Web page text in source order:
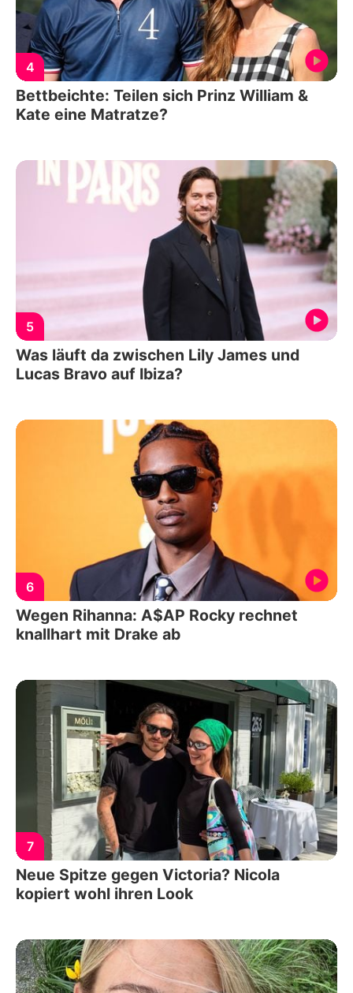
4
Bettbeichte: Teilen sich Prinz William &
Kate eine Matratze?
5
Was läuft da zwischen Lily James und
Lucas Bravo auf Ibiza?
6
Wegen Rihanna: A$AP Rocky rechnet
knallhart mit Drake ab
7
Neue Spitze gegen Victoria? Nicola
kopiert wohl ihren Look